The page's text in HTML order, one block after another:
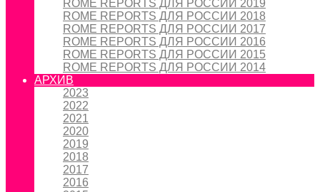
ROME REPORTS ДЛЯ РОССИИ 2019
ROME REPORTS ДЛЯ РОССИИ 2018
ROME REPORTS ДЛЯ РОССИИ 2017
ROME REPORTS ДЛЯ РОССИИ 2016
ROME REPORTS ДЛЯ РОССИИ 2015
ROME REPORTS ДЛЯ РОССИИ 2014
АРХИВ
2023
2022
2021
2020
2019
2018
2017
2016